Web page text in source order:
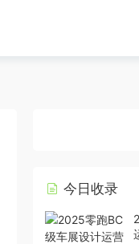
今日收录